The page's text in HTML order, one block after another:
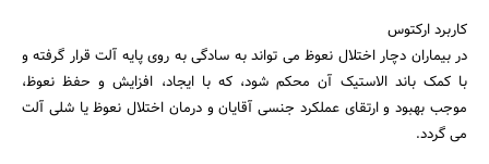
کاربرد ارکتوس
در بیماران دچار اختلال نعوظ می تواند به سادگی به روی پایه آلت قرار گرفته و
با کمک باند الاستیک آن محکم شود، که با ایجاد، افزایش و حفظ نعوظ،
موجب بهبود و ارتقای عملکرد جنسی آقایان و درمان اختلال نعوظ یا شلی آلت
می گردد.